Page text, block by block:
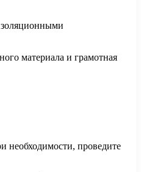
материала и грамотная
необходимости, проведите